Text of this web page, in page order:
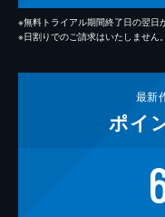
※無料トライアル期間終了日の翌日
※日割りでのご請求はいたしません。
最新
ポイ